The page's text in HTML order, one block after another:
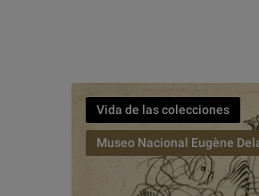
Vida de las colecciones
Museo Nacional Eugène